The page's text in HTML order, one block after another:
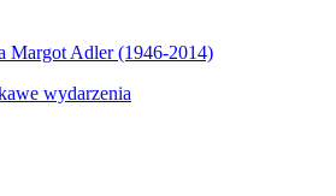
Margot Adler (1946-2014)
wydarzenia